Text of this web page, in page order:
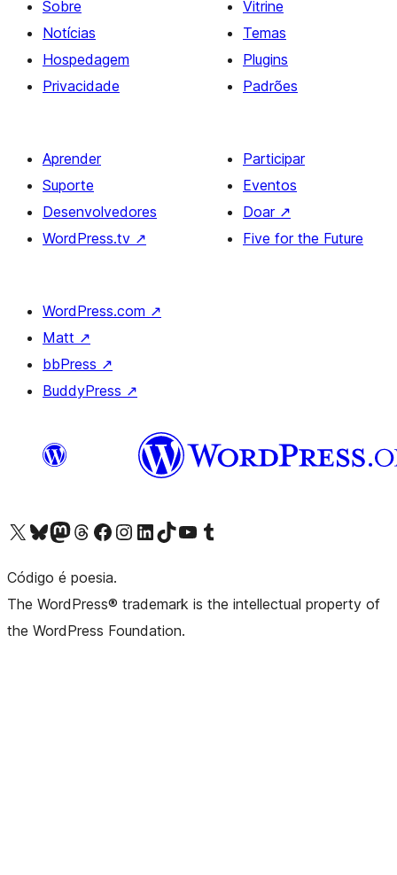
Sobre
Notícias
Hospedagem
Privacidade
Vitrine
Temas
Plugins
Padrões
Aprender
Suporte
Desenvolvedores
WordPress.tv ↗
Participar
Eventos
Doar ↗
Five for the Future
WordPress.com ↗
Matt ↗
bbPress ↗
BuddyPress ↗
Acessar nossa conta do X (antigo Twitter)
Acessar nossa conta do Bluesky
Acessar nossa conta do Mastodon
Acessar nossa conta do Threads
Acessar nossa página do Facebook
Acessar nossa conta do Instagram
Acessar nossa conta do LinkedIn
Acessar nossa conta do TikTok
Acessar nosso canal do YouTube
Acessar nossa conta no Tumblr
Código é poesia.
The WordPress® trademark is the intellectual property of
the WordPress Foundation.